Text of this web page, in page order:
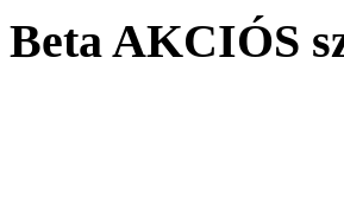
Beta AKCIÓS